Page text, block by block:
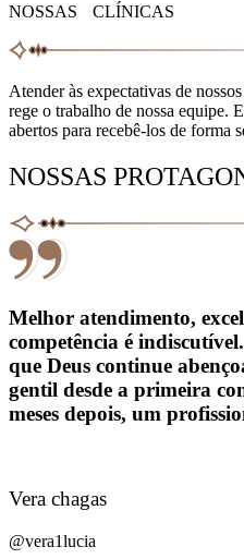
NOSSAS CLÍNICAS
Atender às expectativas de
rege o trabalho de nossa equipe.
abertos para recebê-los de forma
NOSSAS
Melhor atendimento,
competência é
que Deus continue
gentil desde a primeira
meses depois, um
Vera chagas
@vera1lucia